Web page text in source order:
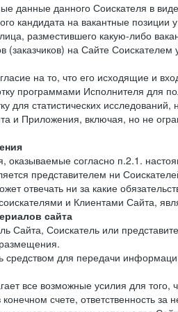
данные данного Соискателя в
кандидата на вакантные позиции
разместившего какую-либо
(заказчиков) на Сайте
на то, что его исходящие и
программами Исполнителя для
для статистических
и Приложения, включая, но не
оказываемые согласно п.2.1.
представителем ни
отвечать ни за какие
и Клиентами Сайта,
сайта
Сайта, Соискатель или
для передачи
все возможные усилия для
счете, ответственность за